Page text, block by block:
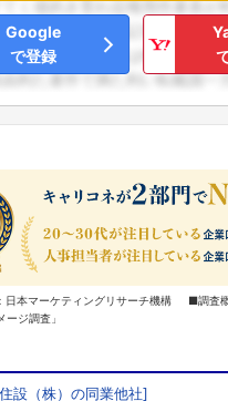
Google
で登録
日本マーケティングリサーチ機構 ■調査
ージ調査」
設（株）の同業他社]